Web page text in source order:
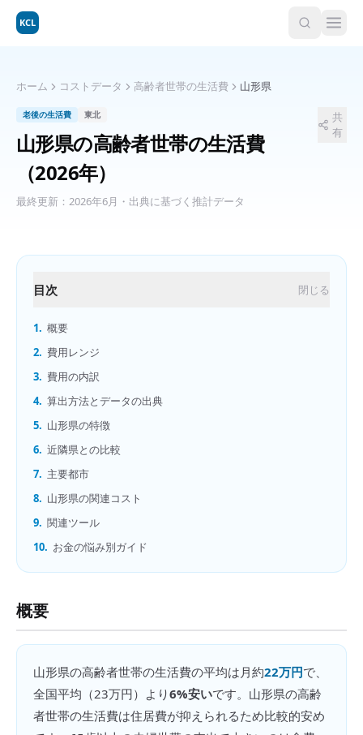
KCL
ホーム コストデータ 高齢者世帯の生活費 山形県
老後の生活費 東北
山形県の高齢者世帯の生活費
（2026年）
最終更新： 2026年6月 ・出典に基づく推計データ
共
有
目次 閉じる
1. 概要
2. 費用レンジ
3. 費用の内訳
4. 算出方法とデータの出典
5. 山形県の特徴
6. 近隣県との比較
7. 主要都市
8. 山形県の関連コスト
9. 関連ツール
10. お金の悩み別ガイド
概要
山形県の高齢者世帯の生活費の平均は月約22万円で、
全国平均（23万円）より6%安いです。 山形県の高齢
者世帯の生活費は住居費が抑えられるため比較的安め